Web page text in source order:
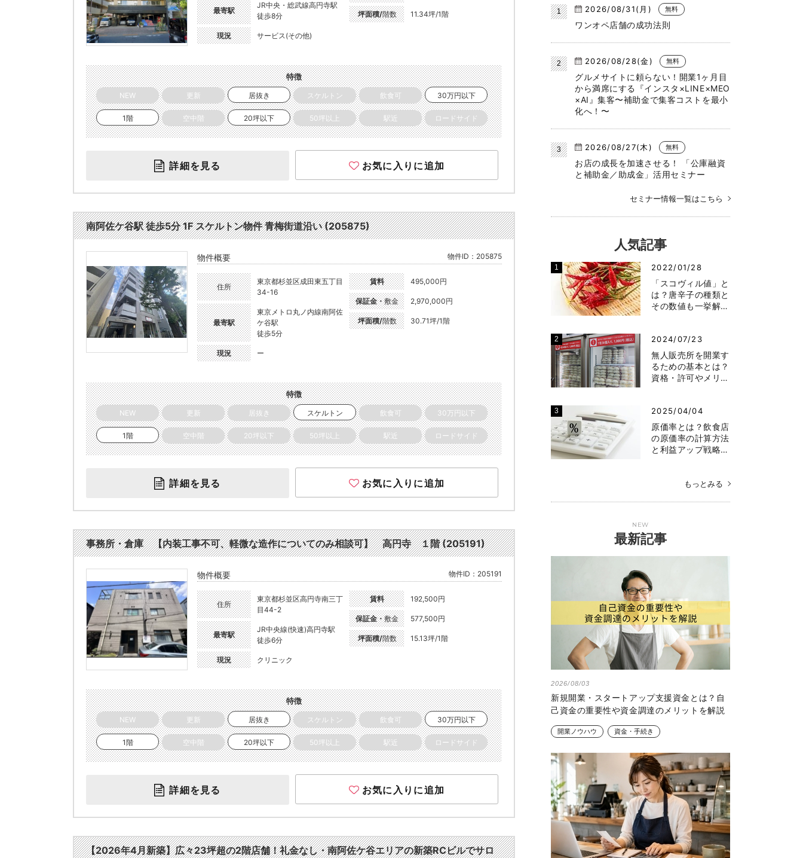
最寄駅
JR中央・総武線高円寺駅
徒歩8分
現況 サービス(その他)
坪面積/階数 11.34坪/1階
特徴
NEW 更新 居抜き スケルトン 飲食可 30万円以下
1階 空中階 20坪以下 50坪以上 駅近 ロードサイド
詳細を見る お気に入りに追加
南阿佐ケ谷駅 徒歩5分 1F スケルトン物件 青梅街道沿い (205875)
物件概要 物件ID：205875
住所
東京都杉並区成田東五丁目
34-16
最寄駅
東京メトロ丸ノ内線南阿佐
ケ谷駅
徒歩5分
現況 ー
賃料 495,000円
保証金・敷金 2,970,000円
坪面積/階数 30.71坪/1階
特徴
NEW 更新 居抜き スケルトン 飲食可 30万円以下
1階 空中階 20坪以下 50坪以上 駅近 ロードサイド
詳細を見る お気に入りに追加
事務所・倉庫 【内装工事不可、軽微な造作についてのみ相談可】 高円寺 １階 (205191)
物件概要 物件ID：205191
住所
東京都杉並区高円寺南三丁
目44-2
最寄駅
JR中央線(快速)高円寺駅
徒歩6分
現況 クリニック
賃料 192,500円
保証金・敷金 577,500円
坪面積/階数 15.13坪/1階
特徴
NEW 更新 居抜き スケルトン 飲食可 30万円以下
1階 空中階 20坪以下 50坪以上 駅近 ロードサイド
詳細を見る お気に入りに追加
【2026年4月新築】広々23坪超の2階店舗！礼金なし・南阿佐ケ谷エリアの新築RCビルでサロ
2026/08/31(月) 無料
ワンオペ店舗の成功法則
2026/08/28(金) 無料
グルメサイトに頼らない！開業1ヶ月目
から満席にする『インスタ×LINE×MEO
×AI』集客〜補助金で集客コストを最小
化へ！〜
2026/08/27(木) 無料
お店の成長を加速させる！ 「公庫融資
と補助金／助成金」活用セミナー
セミナー情報一覧はこちら
人気記事
2022/01/28
「スコヴィル値」と
は？唐辛子の種類と
その数値も一挙解…
2024/07/23
無人販売所を開業す
るための基本とは？
資格・許可やメリ…
2025/04/04
原価率とは？飲食店
の原価率の計算方法
と利益アップ戦略…
もっとみる
NEW
最新記事
2026/08/03
新規開業・スタートアップ支援資金とは？自
己資金の重要性や資金調達のメリットを解説
開業ノウハウ 資金・手続き